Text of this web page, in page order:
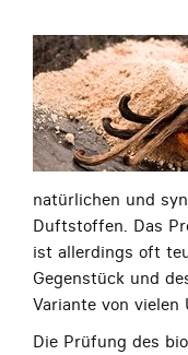
natürlichen und
Duftstoffen. Das
ist allerdings oft
Gegenstück und
Variante von vielen
Die Prüfung des